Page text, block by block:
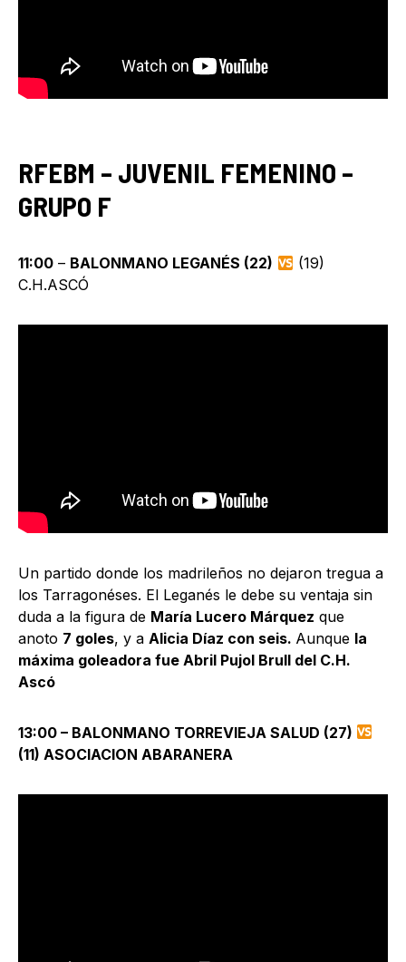
RFEBM – JUVENIL FEMENINO –
GRUPO F
11:00 – BALONMANO LEGANÉS (22)
(19)
C.H.ASCÓ
Un partido donde los madrileños no dejaron tregua a
los Tarragonéses. El Leganés le debe su ventaja sin
duda a la figura de María Lucero Márquez que
anoto 7 goles, y a Alicia Díaz con seis. Aunque la
máxima goleadora fue Abril Pujol Brull del C.H.
Ascó
13:00 – BALONMANO TORREVIEJA SALUD (27)
(11) ASOCIACION ABARANERA